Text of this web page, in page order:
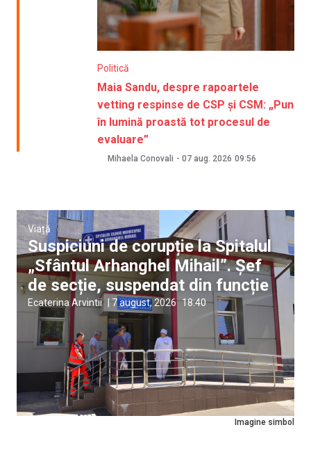
Politică
Maia Sandu, despre rapoartele
vetting respinse de CSP și CSM: „Pun
în lumină proastă tot procesul de
evaluare”
Mihaela Conovali - 07 aug. 2026 09:56
Imagine simbol
Viață
Suspiciuni de corupție la Spitalul
„Sfântul Arhanghel Mihail”. Șef
de secție, suspendat din funcție
Ecaterina Arvintii 7 august, 2026 18:40